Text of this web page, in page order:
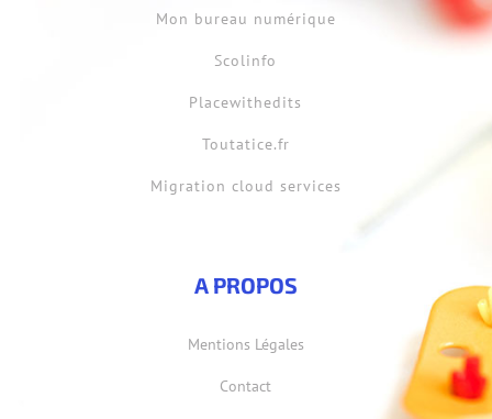
Mon bureau numérique
Scolinfo
Placewithedits
Toutatice.fr
Migration cloud services
A PROPOS
Mentions Légales
Contact